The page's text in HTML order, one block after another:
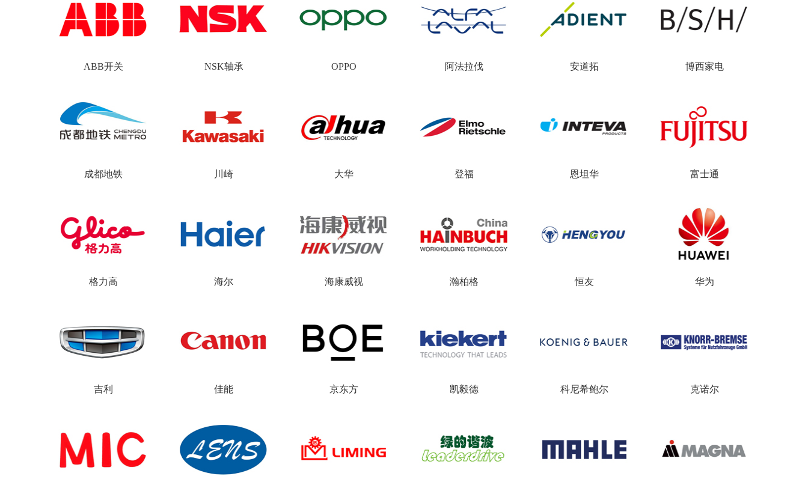
ABB开关 NSK轴承 OPPO 阿法拉伐 安道拓 博西家电
成都地铁 川崎 大华 登福 恩坦华 富士通
格力高 海尔 海康威视 瀚柏格 恒友 华为
吉利 佳能 京东方 凯毅德 科尼希鲍尔 克诺尔